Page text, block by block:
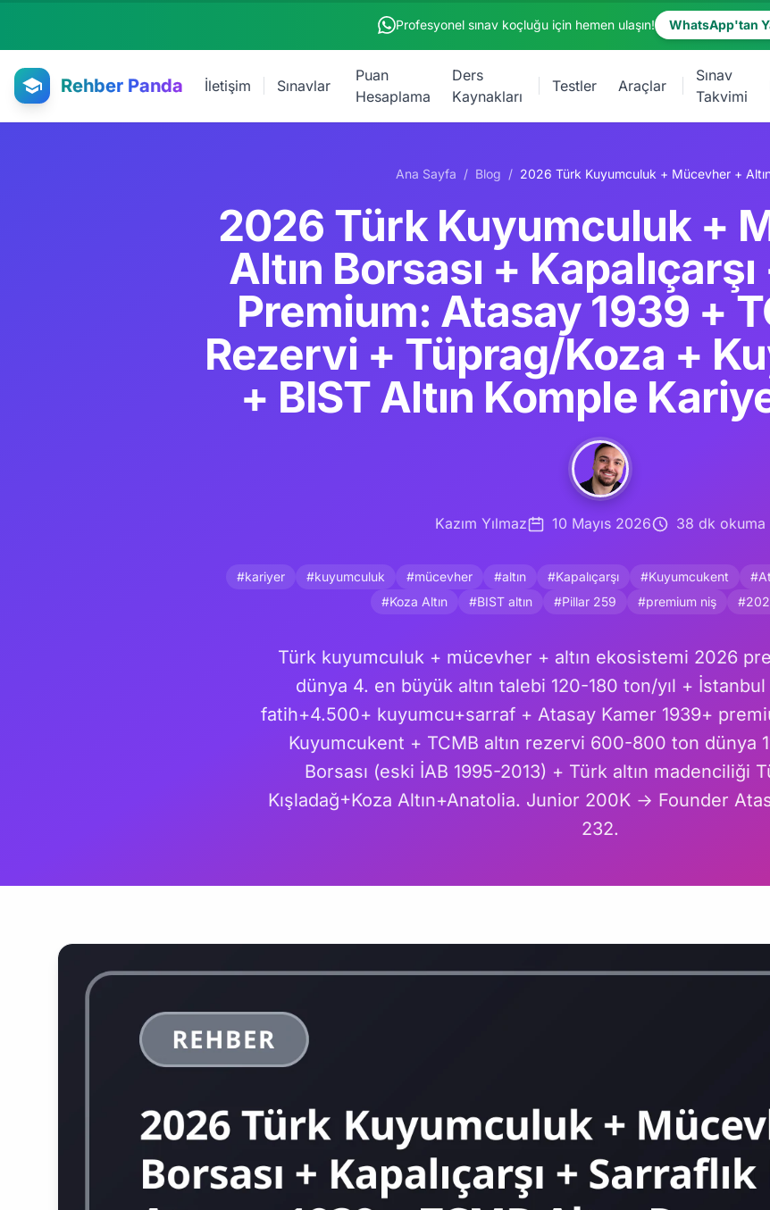
Profesyonel sınav koçluğu için hemen ulaşın! WhatsApp'tan
Rehber Panda İletişim Sınavlar
Puan
Hesaplama
Ders
Kaynakları
Testler Araçlar
Sınav
Takvimi
Ana Sayfa / Blog /
2026 Türk Kuyumculuk +
Altın Borsası +
Premium: Atasay 1939 +
Rezervi + Tüprag/Koza +
+ BIST Altın Komple
Kazım Yılmaz 10 Mayıs 2026 38 dk okuma
#kariyer #kuyumculuk #mücevher #altın #Kapalıçarşı #Kuyumcukent
#Koza Altın
#BIST altın #Pillar 259 #premium niş
Türk kuyumculuk + mücevher + altın ekosistemi 2026
dünya 4. en büyük altın talebi 120-180 ton/yıl + İstanbul
fatih+4.500+ kuyumcu+sarraf + Atasay Kamer 1939+
Kuyumcukent + TCMB altın rezervi 600-800 ton dünya
Borsası (eski İAB 1995-2013) + Türk altın madenciliği
Kışladağ+Koza Altın+Anatolia. Junior 200K → Founder
232.